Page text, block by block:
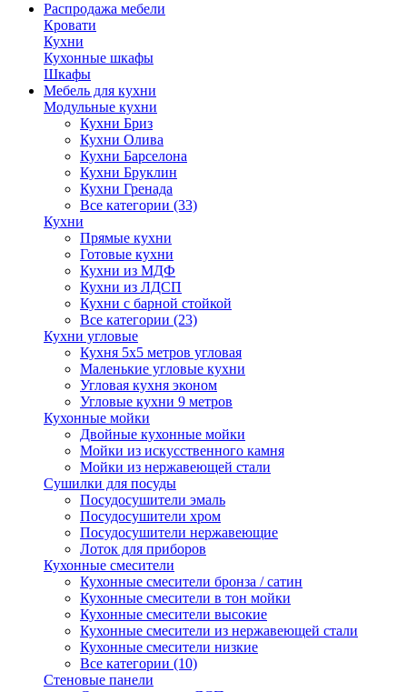
Распродажа мебели
Кровати
Кухни
Кухонные шкафы
Шкафы
Мебель для кухни
Модульные кухни
Кухни Бриз
Кухни Олива
Кухни Барселона
Кухни Бруклин
Кухни Гренада
Все категории (33)
Кухни
Прямые кухни
Готовые кухни
Кухни из МДФ
Кухни из ЛДСП
Кухни с барной стойкой
Все категории (23)
Кухни угловые
Кухня 5х5 метров угловая
Маленькие угловые кухни
Угловая кухня эконом
Угловые кухни 9 метров
Кухонные мойки
Двойные кухонные мойки
Мойки из искусственного камня
Мойки из нержавеющей стали
Сушилки для посуды
Посудосушители эмаль
Посудосушители хром
Посудосушители нержавеющие
Лоток для приборов
Кухонные смесители
Кухонные смесители бронза / сатин
Кухонные смесители в тон мойки
Кухонные смесители высокие
Кухонные смесители из нержавеющей стали
Кухонные смесители низкие
Все категории (10)
Стеновые панели